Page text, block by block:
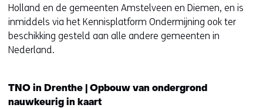
w
n
a
Holland en de gemeenten Amstelveen en Diemen, en is
inmiddels via het Kennisplatform Ondermijning ook ter
beschikking gesteld aan alle andere gemeenten in
Nederland.
TNO in Drenthe | Opbouw van ondergrond
nauwkeurig in kaart